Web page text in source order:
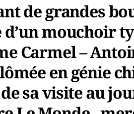
de grandes
d’un mouchoir
Carmel –
en génie
sa visite au